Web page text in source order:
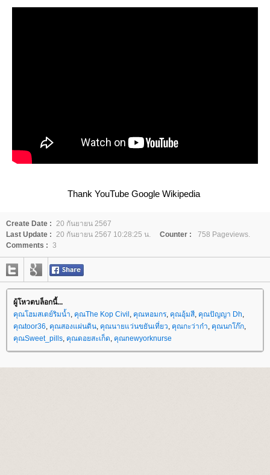
Thank YouTube Google Wikipedia
Create Date : 20 กันยายน 2567
Last Update : 20 กันยายน 2567 10:28:25 น. Counter :
758 Pageviews.
Comments : 3
ผู้โหวตบล็อกนี้...
คุณโฮมสเตย์ริมน้ำ, คุณThe Kop Civil , คุณหอมกร, คุณอุ้มสี, คุณปัญญา Dh,
คุณtoor36, คุณสองแผ่นดิน, คุณนายแว่นขยันเที่ยว, คุณกะว่าก๋า, คุณนกโก๊ก,
คุณSweet_pills, คุณดอยสะเก็ด, คุณnewyorknurse